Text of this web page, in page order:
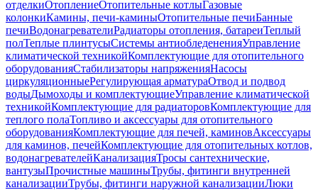
отделкиОтоплениеОтопительные котлыГазовые
колонкиКамины, печи-каминыОтопительные печиБанные
печиВодонагревателиРадиаторы отопления, батареиТеплый
полТеплые плинтусыСистемы антиобледененияУправление
климатической техникойКомплектующие для отопительного
оборудованияСтабилизаторы напряженияНасосы
циркуляционныеРегулирующая арматураОтвод и подвод
водыДымоходы и комплектующиеУправление климатической
техникойКомплектующие для радиаторовКомплектующие для
теплого полаТопливо и аксессуары для отопительного
оборудованияКомплектующие для печей, каминовАксессуары
для каминов, печейКомплектующие для отопительных котлов,
водонагревателейКанализацияТросы сантехнические,
вантузыПрочистные машиныТрубы, фитинги внутренней
канализацииТрубы, фитинги наружной канализацииЛюки